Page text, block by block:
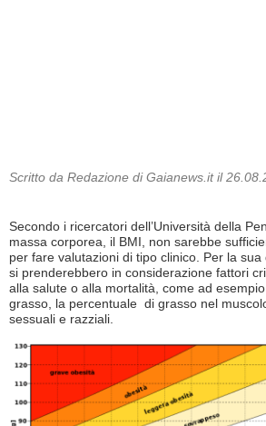
Scritto da Redazione di Gaianews.it il
Secondo i ricercatori dell’Università della
massa corporea, il BMI, non sarebbe
per fare valutazioni di tipo clinico. Per la
si prenderebbero in considerazione fattori
alla salute o alla mortalità, come ad
grasso, la percentuale di grasso nel
sessuali e razziali.